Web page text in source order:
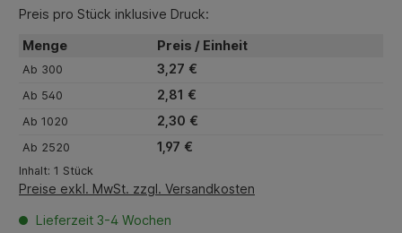
Preis pro Stück inklusive Druck:
Menge Preis / Einheit
Ab 300 3,27 €
Ab 540 2,81 €
Ab 1020 2,30 €
Ab 2520 1,97 €
Inhalt: 1 Stück
Preise exkl. MwSt. zzgl. Versandkosten
Lieferzeit 3-4 Wochen